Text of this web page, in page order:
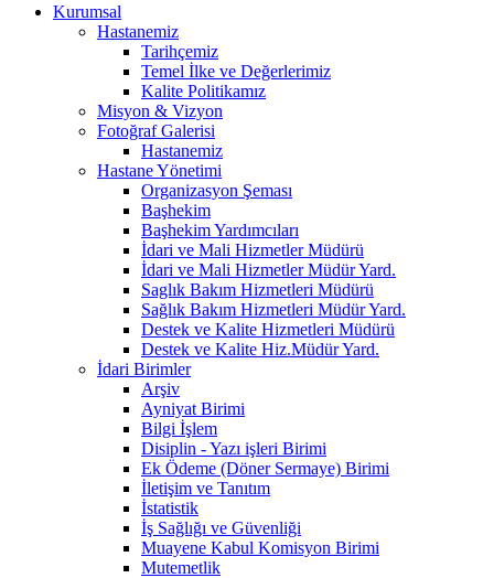
Kurumsal
Hastanemiz
Tarihçemiz
Temel İlke ve Değerlerimiz
Kalite Politikamız
Misyon & Vizyon
Fotoğraf Galerisi
Hastanemiz
Hastane Yönetimi
Organizasyon Şeması
Başhekim
Başhekim Yardımcıları
İdari ve Mali Hizmetler Müdürü
İdari ve Mali Hizmetler Müdür Yard.
Saglık Bakım Hizmetleri Müdürü
Sağlık Bakım Hizmetleri Müdür Yard.
Destek ve Kalite Hizmetleri Müdürü
Destek ve Kalite Hiz.Müdür Yard.
İdari Birimler
Arşiv
Ayniyat Birimi
Bilgi İşlem
Disiplin - Yazı işleri Birimi
Ek Ödeme (Döner Sermaye) Birimi
İletişim ve Tanıtım
İstatistik
İş Sağlığı ve Güvenliği
Muayene Kabul Komisyon Birimi
Mutemetlik